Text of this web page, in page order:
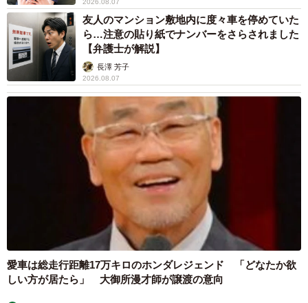
ヴェゼルの中古車在庫をチェックする
新車時価格の高い T32型エクストレイルのほうが
快適装備は充実
▽2.価格比較
・新車ホンダ ヴェゼル（RV系）の評価は3.5
・中古車日産エクストレイル（T32型）の評価は4.0
※中古車相場は、2025年7月調べ
ヴェゼル（RV系）の量販グレード新車価格と、エクストレ
イル（T32型）の最量販グレー中古車相場を比較したのが下
記の表だ。
い」「ていうかライオンキング」
梨木 香奈
2026.08.06
髪をバッサリと切った飼い主が帰宅すると→愛
犬たちの反応に「ワンコ様でも戸惑うのね
（笑）」「困り顔がかわいい」
2026.08.06
「誰かみたいにならなきゃ」 他人を正解にし
て生きてきた母親 自己主張が苦手な娘に教わ
った大切なこと【漫画】
2026.08.06